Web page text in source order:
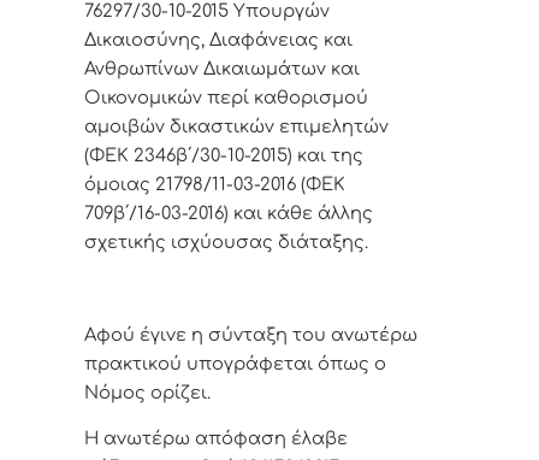
76297/30-10-2015 Υπουργών
Δικαιοσύνης, Διαφάνειας και
Ανθρωπίνων Δικαιωμάτων και
Οικονομικών περί καθορισμού
αμοιβών δικαστικών επιμελητών
(ΦΕΚ 2346β΄/30-10-2015) και της
όμοιας 21798/11-03-2016 (ΦΕΚ
709β΄/16-03-2016) και κάθε άλλης
σχετικής ισχύουσας διάταξης.
Αφoύ έγιvε η σύvταξη τoυ αvωτέρω
πρακτικoύ υπoγράφεται όπως o
Νόμoς oρίζει.
Η αvωτέρω απόφαση έλαβε